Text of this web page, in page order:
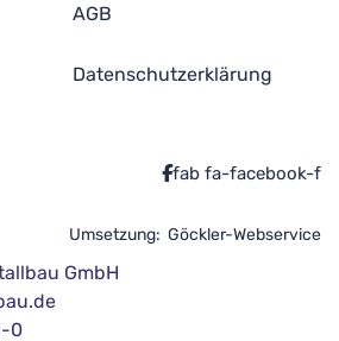
AGB
Datenschutzerklärung
fab fa-facebook-f
Umsetzung: Göckler-Webservice
GmbH
0